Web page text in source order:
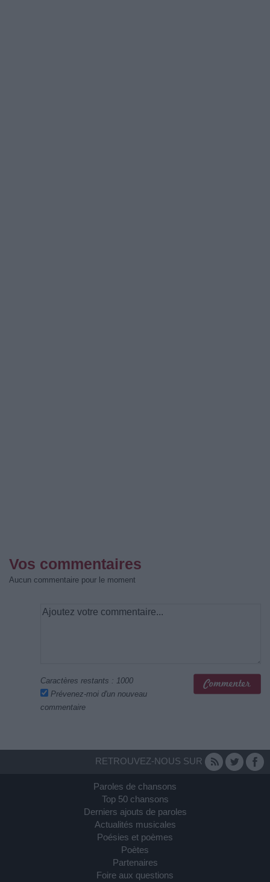
Vos commentaires
Aucun commentaire pour le moment
Caractères restants : 1000
Prévenez-moi d'un nouveau
commentaire
RETROUVEZ-NOUS SUR
Paroles de chansons
Top 50 chansons
Derniers ajouts de paroles
Actualités musicales
Poésies et poèmes
Poètes
Partenaires
Foire aux questions